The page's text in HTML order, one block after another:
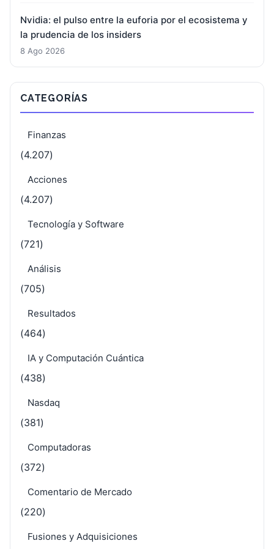
Nvidia: el pulso entre la euforia por el ecosistema y
la prudencia de los insiders
8 Ago 2026
CATEGORÍAS
Finanzas
(4.207)
Acciones
(4.207)
Tecnología y Software
(721)
Análisis
(705)
Resultados
(464)
IA y Computación Cuántica
(438)
Nasdaq
(381)
Computadoras
(372)
Comentario de Mercado
(220)
Fusiones y Adquisiciones